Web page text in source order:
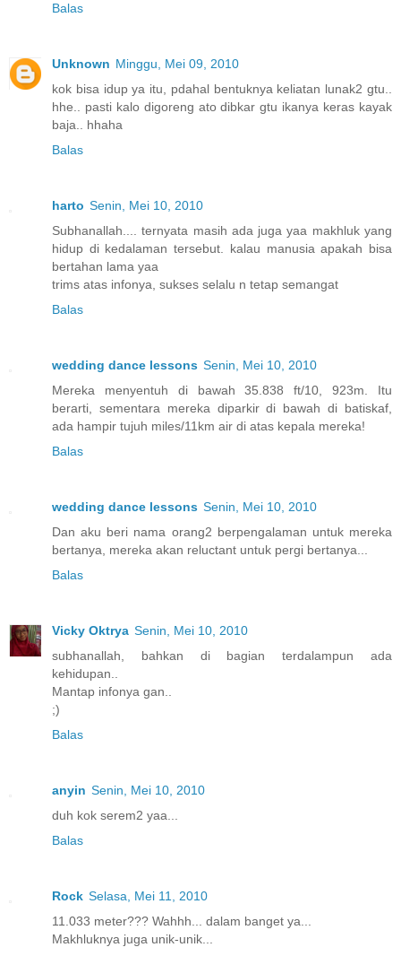
Balas
Unknown Minggu, Mei 09, 2010
kok bisa idup ya itu, pdahal bentuknya keliatan lunak2 gtu..
hhe.. pasti kalo digoreng ato dibkar gtu ikanya keras kayak
baja.. hhaha
Balas
harto Senin, Mei 10, 2010
Subhanallah.... ternyata masih ada juga yaa makhluk yang
hidup di kedalaman tersebut. kalau manusia apakah bisa
bertahan lama yaa
trims atas infonya, sukses selalu n tetap semangat
Balas
wedding dance lessons Senin, Mei 10, 2010
Mereka menyentuh di bawah 35.838 ft/10, 923m. Itu
berarti, sementara mereka diparkir di bawah di batiskaf,
ada hampir tujuh miles/11km air di atas kepala mereka!
Balas
wedding dance lessons Senin, Mei 10, 2010
Dan aku beri nama orang2 berpengalaman untuk mereka
bertanya, mereka akan reluctant untuk pergi bertanya...
Balas
Vicky Oktrya Senin, Mei 10, 2010
subhanallah, bahkan di bagian terdalampun ada
kehidupan..
Mantap infonya gan..
;)
Balas
anyin Senin, Mei 10, 2010
duh kok serem2 yaa...
Balas
Rock Selasa, Mei 11, 2010
11.033 meter??? Wahhh... dalam banget ya...
Makhluknya juga unik-unik...